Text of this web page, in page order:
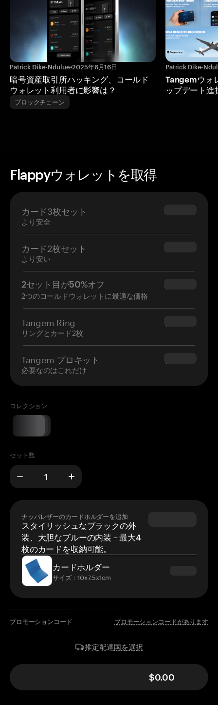
Patrick Dike-Ndulue•2025年6月16日
暗号資産取引所ハッキング、コールド
ウォレット利用者に影響は？
ブロックチェーン
Patrick Dike-
Tangemウォ
ップデート進
Flappyウォレットを取得
カード3枚セット
より安全
$69.90
カード2枚セット
より安い
$54.90
2セット目が50%オフ
2つのコールドウォレットに最適な価格
$34.95
Tangem Ring
リングとカード2枚
$160.00
Tangem プロキット
必要なのはこれだけ
$180.00
コレクション
セット数
ナッパレザーのカードホルダーを追加
スタイリッシュなブラックの外
装、大胆なブルーの内装 – 最大4
枚のカードを収納可能。
カードホルダー
サイズ：10x7.5x1cm
プロモーションコード プロモーションコードがあります
推定配達国を選択
$0.00